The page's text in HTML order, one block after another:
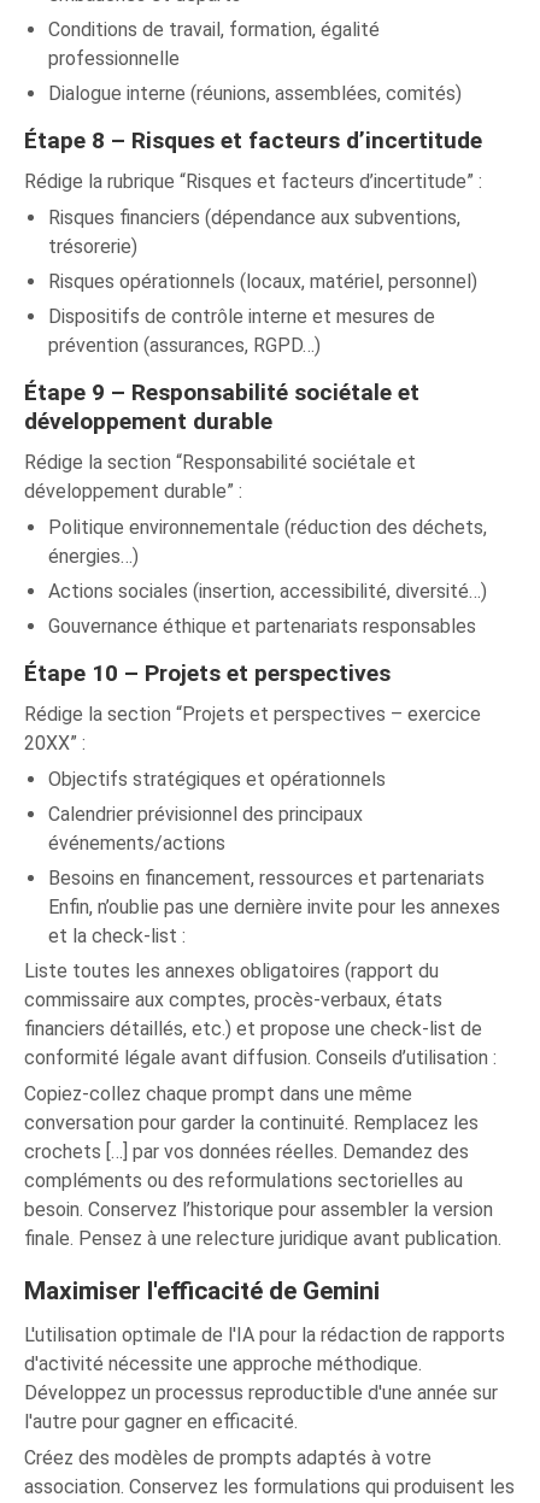
Conditions de travail, formation, égalité
professionnelle
Dialogue interne (réunions, assemblées, comités)
Étape 8 – Risques et facteurs d’incertitude
Rédige la rubrique “Risques et facteurs d’incertitude” :
Risques financiers (dépendance aux subventions,
trésorerie)
Risques opérationnels (locaux, matériel, personnel)
Dispositifs de contrôle interne et mesures de
prévention (assurances, RGPD…)
Étape 9 – Responsabilité sociétale et
développement durable
Rédige la section “Responsabilité sociétale et
développement durable” :
Politique environnementale (réduction des déchets,
énergies…)
Actions sociales (insertion, accessibilité, diversité…)
Gouvernance éthique et partenariats responsables
Étape 10 – Projets et perspectives
Rédige la section “Projets et perspectives – exercice
20XX” :
Objectifs stratégiques et opérationnels
Calendrier prévisionnel des principaux
événements/actions
Besoins en financement, ressources et partenariats
Enfin, n’oublie pas une dernière invite pour les annexes
et la check-list :
Liste toutes les annexes obligatoires (rapport du
commissaire aux comptes, procès-verbaux, états
financiers détaillés, etc.) et propose une check-list de
conformité légale avant diffusion. Conseils d’utilisation :
Copiez-collez chaque prompt dans une même
conversation pour garder la continuité. Remplacez les
crochets […] par vos données réelles. Demandez des
compléments ou des reformulations sectorielles au
besoin. Conservez l’historique pour assembler la version
finale. Pensez à une relecture juridique avant publication.
Maximiser l'efficacité de Gemini
L'utilisation optimale de l'IA pour la rédaction de rapports
d'activité nécessite une approche méthodique.
Développez un processus reproductible d'une année sur
l'autre pour gagner en efficacité.
Créez des modèles de prompts adaptés à votre
association. Conservez les formulations qui produisent les